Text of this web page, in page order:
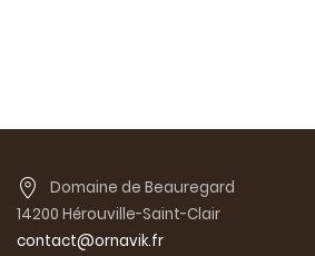
Domaine de Beauregard
14200 Hérouville-Saint-Clair
contact@ornavik.fr